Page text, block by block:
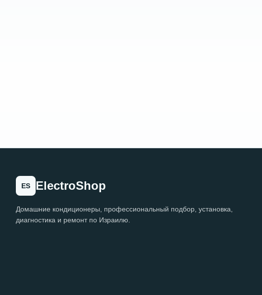
ES ElectroShop
Домашние кондиционеры, профессиональный подбор, установка,
диагностика и ремонт по Израилю.